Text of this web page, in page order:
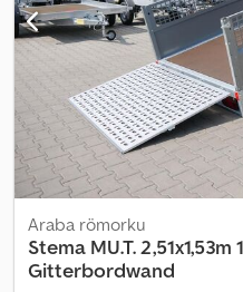
KAMPANYA Yüksek platform
tek dingilli düşük V şasi, R10
tamamen açılabilir-alüminyum
kilitleriyle, logolu reflektör
halkaları... Sadece online
kabulü aşağıdaki saatlerde:
14.00 - 18.00 veya 7/24 trailer-
2 01.26
Araba römorku
Stema MU.T. 2,51x1,53m
Gitterbordwand